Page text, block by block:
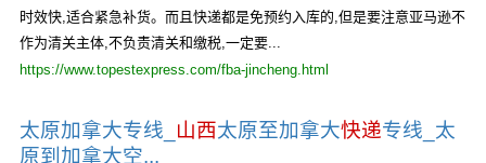
时效快,适合紧急补货。而且快递都是免预约入库的,但是要注意亚马逊不
作为清关主体,不负责清关和缴税,一定要...
https://www.topestexpress.com/fba-jincheng.html
太原加拿大专线_ 山西太原至加拿大快递专线_太
原到加拿大空...